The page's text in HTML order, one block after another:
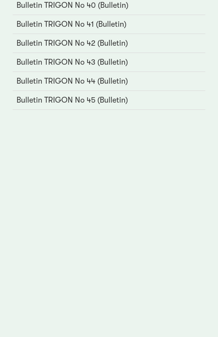
Bulletin TRIGON No 40 (Bulletin)
Bulletin TRIGON No 41 (Bulletin)
Bulletin TRIGON No 42 (Bulletin)
Bulletin TRIGON No 43 (Bulletin)
Bulletin TRIGON No 44 (Bulletin)
Bulletin TRIGON No 45 (Bulletin)